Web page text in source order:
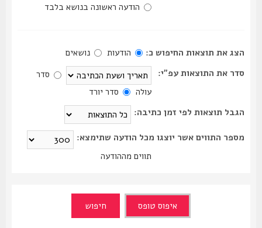
הודעה ראשונה בנושא בלבד
הצג את תוצאות החיפוש כ: הודעות
נושאים
סדר את התוצאות עפ"י:
סדר
סדר יורד
הגבל תוצאות לפי זמן כתיבה:
מספר התווים אשר יוצגו מכל הודעה שתימצא:
תווים מההודעה